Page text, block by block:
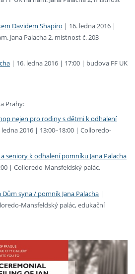
Davidem Shapiro | 16. ledna 2016 |
Jana Palacha 2, místnost č. 203
| 16. ledna 2016 | 17:00 | budova FF UK
Prahy:
nejen pro rodiny s dětmi k odhalení
ledna 2016 | 13:00–18:00 | Colloredo-
seniory k odhalení pomníku Jana Palacha
| Colloredo-Mansfeldský palác,
syna / pomník Jana Palacha |
Mansfeldský palác, edukační